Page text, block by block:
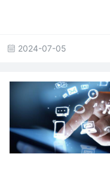
2024-07-05